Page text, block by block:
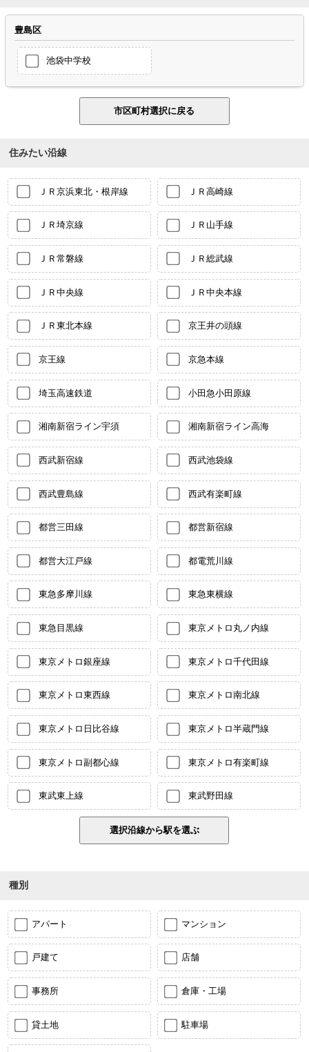
豊島区
池袋中学校
住みたい沿線
ＪＲ京浜東北・根岸線 ＪＲ高崎線
ＪＲ埼京線 ＪＲ山手線
ＪＲ常磐線 ＪＲ総武線
ＪＲ中央線 ＪＲ中央本線
ＪＲ東北本線 京王井の頭線
京王線 京急本線
埼玉高速鉄道 小田急小田原線
湘南新宿ライン宇須 湘南新宿ライン高海
西武新宿線 西武池袋線
西武豊島線 西武有楽町線
都営三田線 都営新宿線
都営大江戸線 都電荒川線
東急多摩川線 東急東横線
東急目黒線 東京メトロ丸ノ内線
東京メトロ銀座線 東京メトロ千代田線
東京メトロ東西線 東京メトロ南北線
東京メトロ日比谷線 東京メトロ半蔵門線
東京メトロ副都心線 東京メトロ有楽町線
東武東上線 東武野田線
種別
アパート マンション
戸建て 店舗
事務所 倉庫・工場
貸土地 駐車場